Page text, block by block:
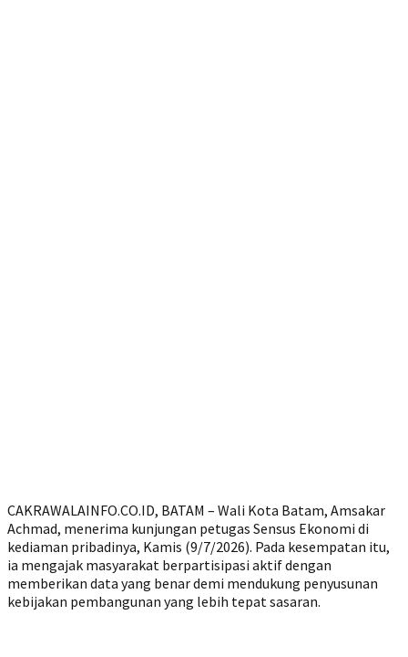
CAKRAWALAINFO.CO.ID, BATAM – Wali Kota Batam, Amsakar
Achmad, menerima kunjungan petugas Sensus Ekonomi di
kediaman pribadinya, Kamis (9/7/2026). Pada kesempatan itu,
ia mengajak masyarakat berpartisipasi aktif dengan
memberikan data yang benar demi mendukung penyusunan
kebijakan pembangunan yang lebih tepat sasaran.